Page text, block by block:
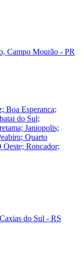
Campo Mourão - PR
Boa Esperanca;
do Sul;
Janiopolis;
Quarto
Roncador;
do Sul - RS